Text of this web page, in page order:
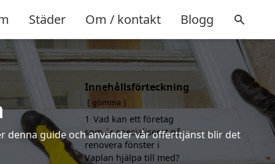
Städer Om / kontakt Blogg
denna guide och använder vår offerttjänst blir det
Innehållsförteckning
gömma
1 Vad kan ett företag
som är specialiserat på
renovera fönster i
Vaplan hjälpa till med?